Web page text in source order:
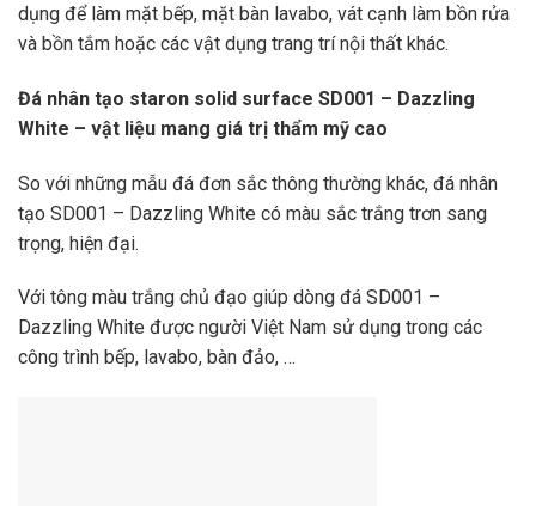
dụng để làm mặt bếp, mặt bàn lavabo, vát cạnh làm bồn rửa
và bồn tắm hoặc các vật dụng trang trí nội thất khác.
Đá nhân tạo staron solid surface SD001 – Dazzling
White – vật liệu mang giá trị thẩm mỹ cao
So với những mẫu đá đơn sắc thông thường khác, đá nhân
tạo SD001 – Dazzling White có màu sắc trắng trơn sang
trọng, hiện đại.
Với tông màu trắng chủ đạo giúp dòng đá SD001 –
Dazzling White được người Việt Nam sử dụng trong các
công trình bếp, lavabo, bàn đảo, …